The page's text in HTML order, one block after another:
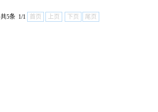
共5条 1/1 首页 上页 下页 尾页